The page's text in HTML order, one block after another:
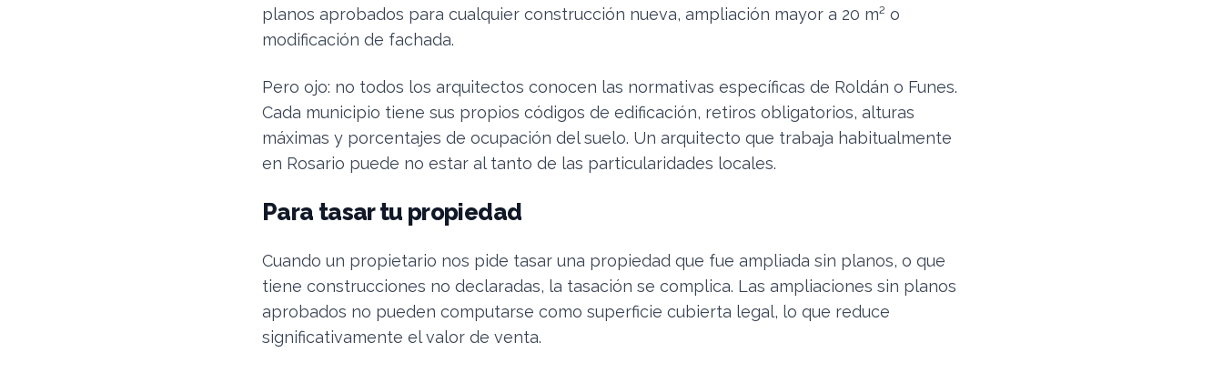
planos aprobados para cualquier construcción nueva, ampliación mayor a 20 m² o
modificación de fachada.
Pero ojo: no todos los arquitectos conocen las normativas específicas de Roldán o Funes.
Cada municipio tiene sus propios códigos de edificación, retiros obligatorios, alturas
máximas y porcentajes de ocupación del suelo. Un arquitecto que trabaja habitualmente
en Rosario puede no estar al tanto de las particularidades locales.
Para tasar tu propiedad
Cuando un propietario nos pide tasar una propiedad que fue ampliada sin planos, o que
tiene construcciones no declaradas, la tasación se complica. Las ampliaciones sin planos
aprobados no pueden computarse como superficie cubierta legal, lo que reduce
significativamente el valor de venta.